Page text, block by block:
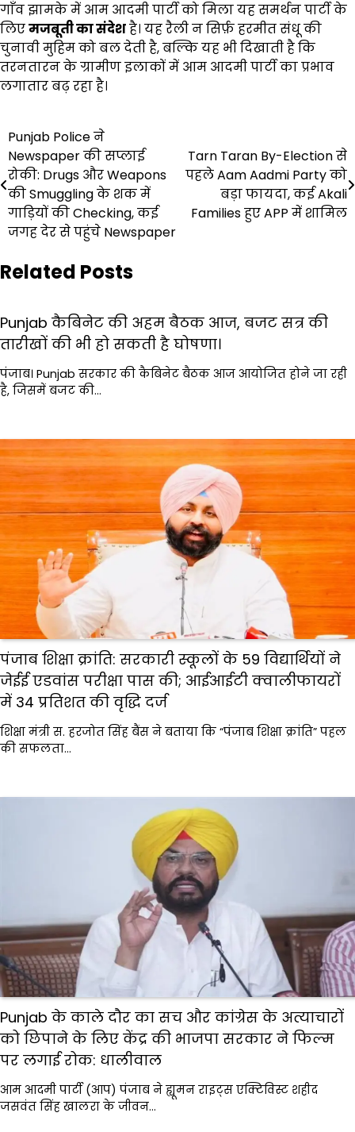
गाँव झामके में आम आदमी पार्टी को मिला यह समर्थन पार्टी के
लिएमजबूती का संदेशहै। यह रैली न सिर्फ़ हरमीत संधू की
चुनावी मुहिम को बल देती है, बल्कि यह भी दिखाती है कि
तरनतारन के ग्रामीण इलाकों में आम आदमी पार्टी का प्रभाव
लगातार बढ़ रहा है।
Post
navigation
Punjab Police ने
Newspaper की सप्लाई
रोकी: Drugs और Weapons
की Smuggling के शक में
गाड़ियों की Checking, कई
जगह देर से पहुंचे Newspaper
Tarn Taran By-Election से
पहले Aam Aadmi Party को
बड़ा फायदा, कई Akali
Families हुए APP में शामिल
Related Posts
Punjab कैबिनेट की अहम बैठक आज, बजट सत्र की
तारीखों की भी हो सकती है घोषणा।
पंजाब। Punjab सरकार की कैबिनेट बैठक आज आयोजित होने जा रही
है, जिसमें बजट की…
पंजाब शिक्षा क्रांति: सरकारी स्कूलों के 59 विद्यार्थियों ने
जेईई एडवांस परीक्षा पास की; आईआईटी क्वालीफायरों
में 34 प्रतिशत की वृद्धि दर्ज
शिक्षा मंत्री स. हरजोत सिंह बैंस ने बताया कि “पंजाब शिक्षा क्रांति” पहल
की सफलता…
Punjab के काले दौर का सच और कांग्रेस के अत्याचारों
को छिपाने के लिए केंद्र की भाजपा सरकार ने फिल्म
पर लगाई रोक: धालीवाल
आम आदमी पार्टी (आप) पंजाब ने ह्यूमन राइट्स एक्टिविस्ट शहीद
जसवंत सिंह खालरा के जीवन…